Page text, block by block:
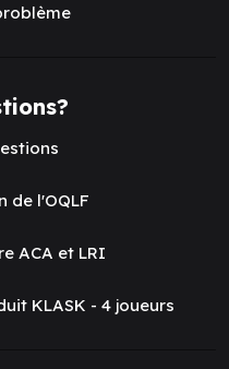
de l'OQLF
ACA et LRI
KLASK - 4 joueurs